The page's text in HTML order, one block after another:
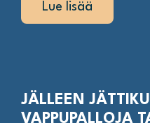
Lue lisää
JÄLLEEN
VAPPUPALLOJA